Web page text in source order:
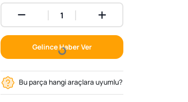
Gelince Haber Ver
Loading...
Bu parça hangi araçlara uyumlu?